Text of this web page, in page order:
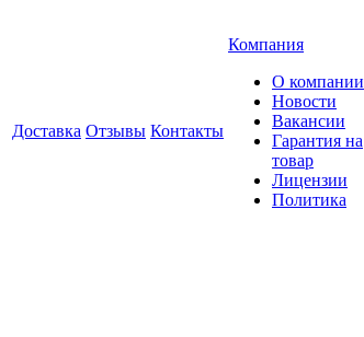
Доставка Отзывы Контакты
Компания
О компании
Новости
Вакансии
Гарантия на
товар
Лицензии
Политика